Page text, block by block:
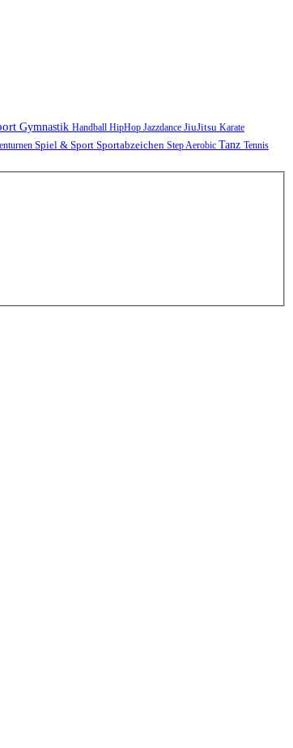
Gymnastik Handball HipHop Jazzdance JiuJitsu Karate
Spiel & Sport Sportabzeichen Step Aerobic Tanz Tennis